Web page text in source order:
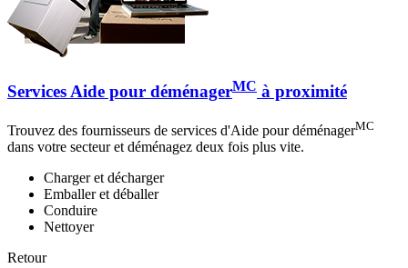
Services Aide pour déménagerMC à proximité
Trouvez des fournisseurs de services d'Aide pour déménagerMC
dans votre secteur et déménagez deux fois plus vite.
Charger et décharger
Emballer et déballer
Conduire
Nettoyer
Retour